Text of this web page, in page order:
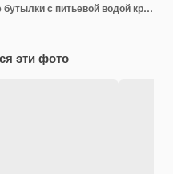
Пятилитровые пластиковые бутылки с питьевой водой крупным планом, мягкий фокус
эти фото